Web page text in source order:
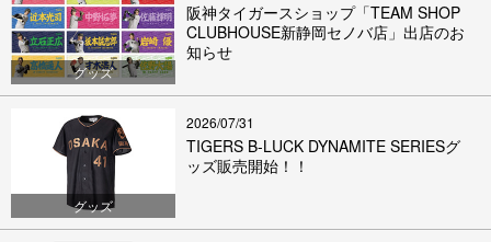
グッズ
阪神タイガースショップ「TEAM SHOP
CLUBHOUSE新静岡セノバ店」出店のお
知らせ
グッズ
2026/07/31
TIGERS B-LUCK DYNAMITE SERIESグ
ッズ販売開始！！